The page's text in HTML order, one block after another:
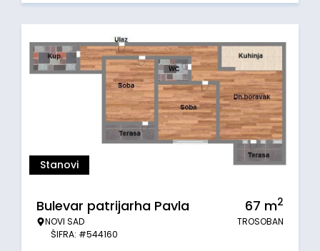
Stanovi
Bulevar patrijarha Pavla
NOVI SAD
ŠIFRA: #544160
67 m2
TROSOBAN